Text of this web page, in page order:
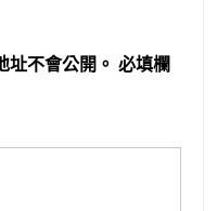
址不會公開。 必填欄